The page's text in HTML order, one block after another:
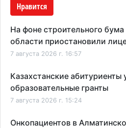
Нравится
На фоне строительного
области приостановили
7 августа 2026 г. 16:57
Казахстанские абитуриенты
образовательные гранты
7 августа 2026 г. 15:24
Онкопациентов в